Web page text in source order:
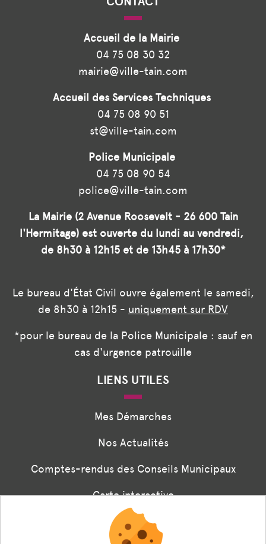
Accueil de la Mairie
04 75 08 30 32
mairie@ville-tain.com
Accueil des Services Techniques
04 75 08 90 51
st@ville-tain.com
Police Municipale
04 75 08 90 54
police@ville-tain.com
La Mairie (2 Avenue Roosevelt - 26 600 Tain
l'Hermitage) est ouverte du lundi au vendredi,
de 8h30 à 12h15 et de 13h45 à 17h30*
Le bureau d'État Civil ouvre également le samedi,
de 8h30 à 12h15 - uniquement sur RDV
*pour le bureau de la Police Municipale : sauf en
cas d'urgence patrouille
LIENS UTILES
Mes Démarches
Nos Actualités
Comptes-rendus des Conseils Municipaux
Carte interactive
Associations